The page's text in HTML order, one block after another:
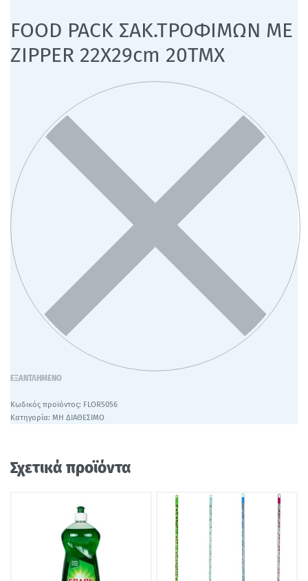
FOOD PACK ΣΑΚ.ΤΡΟΦΙΜΩΝ ΜΕ
ZIPPER 22X29cm 20ΤΜΧ
ΕΞΑΝΤΛΗΜΈΝΟ
FLOR5056
Κατηγορία: ΜΗ ΔΙΑΘΕΣΙΜΟ
Σχετικά προϊόντα